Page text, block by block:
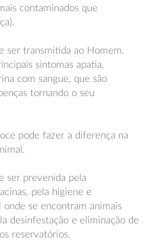
contaminados que
ser transmitida ao Homem.
sintomas apatia,
com sangue, que são
tornando o seu
pode fazer a diferença na
ser prevenida pela
pela higiene e
onde se encontram animais
desinfestação e eliminação de
reservatórios.